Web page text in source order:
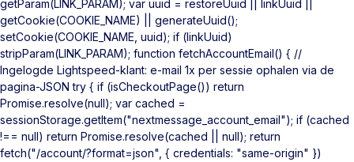
getParam(LINK_PARAM); var uuid = restoreUuid || linkUuid ||
getCookie(COOKIE_NAME) || generateUuid();
setCookie(COOKIE_NAME, uuid); if (linkUuid)
stripParam(LINK_PARAM); function fetchAccountEmail() { //
Ingelogde Lightspeed-klant: e-mail 1x per sessie ophalen via de
pagina-JSON try { if (isCheckoutPage()) return
Promise.resolve(null); var cached =
sessionStorage.getItem("nextmessage_account_email"); if (cached
!== null) return Promise.resolve(cached || null); return
fetch("/account/?format=json", { credentials: "same-origin" })